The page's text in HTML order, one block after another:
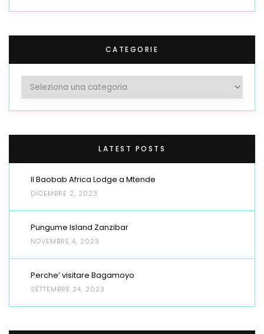
CATEGORIE
Categorie
LATEST POSTS
Il Baobab Africa Lodge a Mtende
DICEMBRE 2, 2023
Pungume Island Zanzibar
NOVEMBRE 4, 2023
Perche’ visitare Bagamoyo
SETTEMBRE 24, 2023